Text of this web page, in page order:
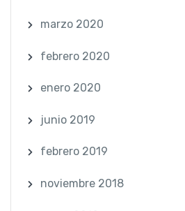
marzo 2020
febrero 2020
enero 2020
junio 2019
febrero 2019
noviembre 2018